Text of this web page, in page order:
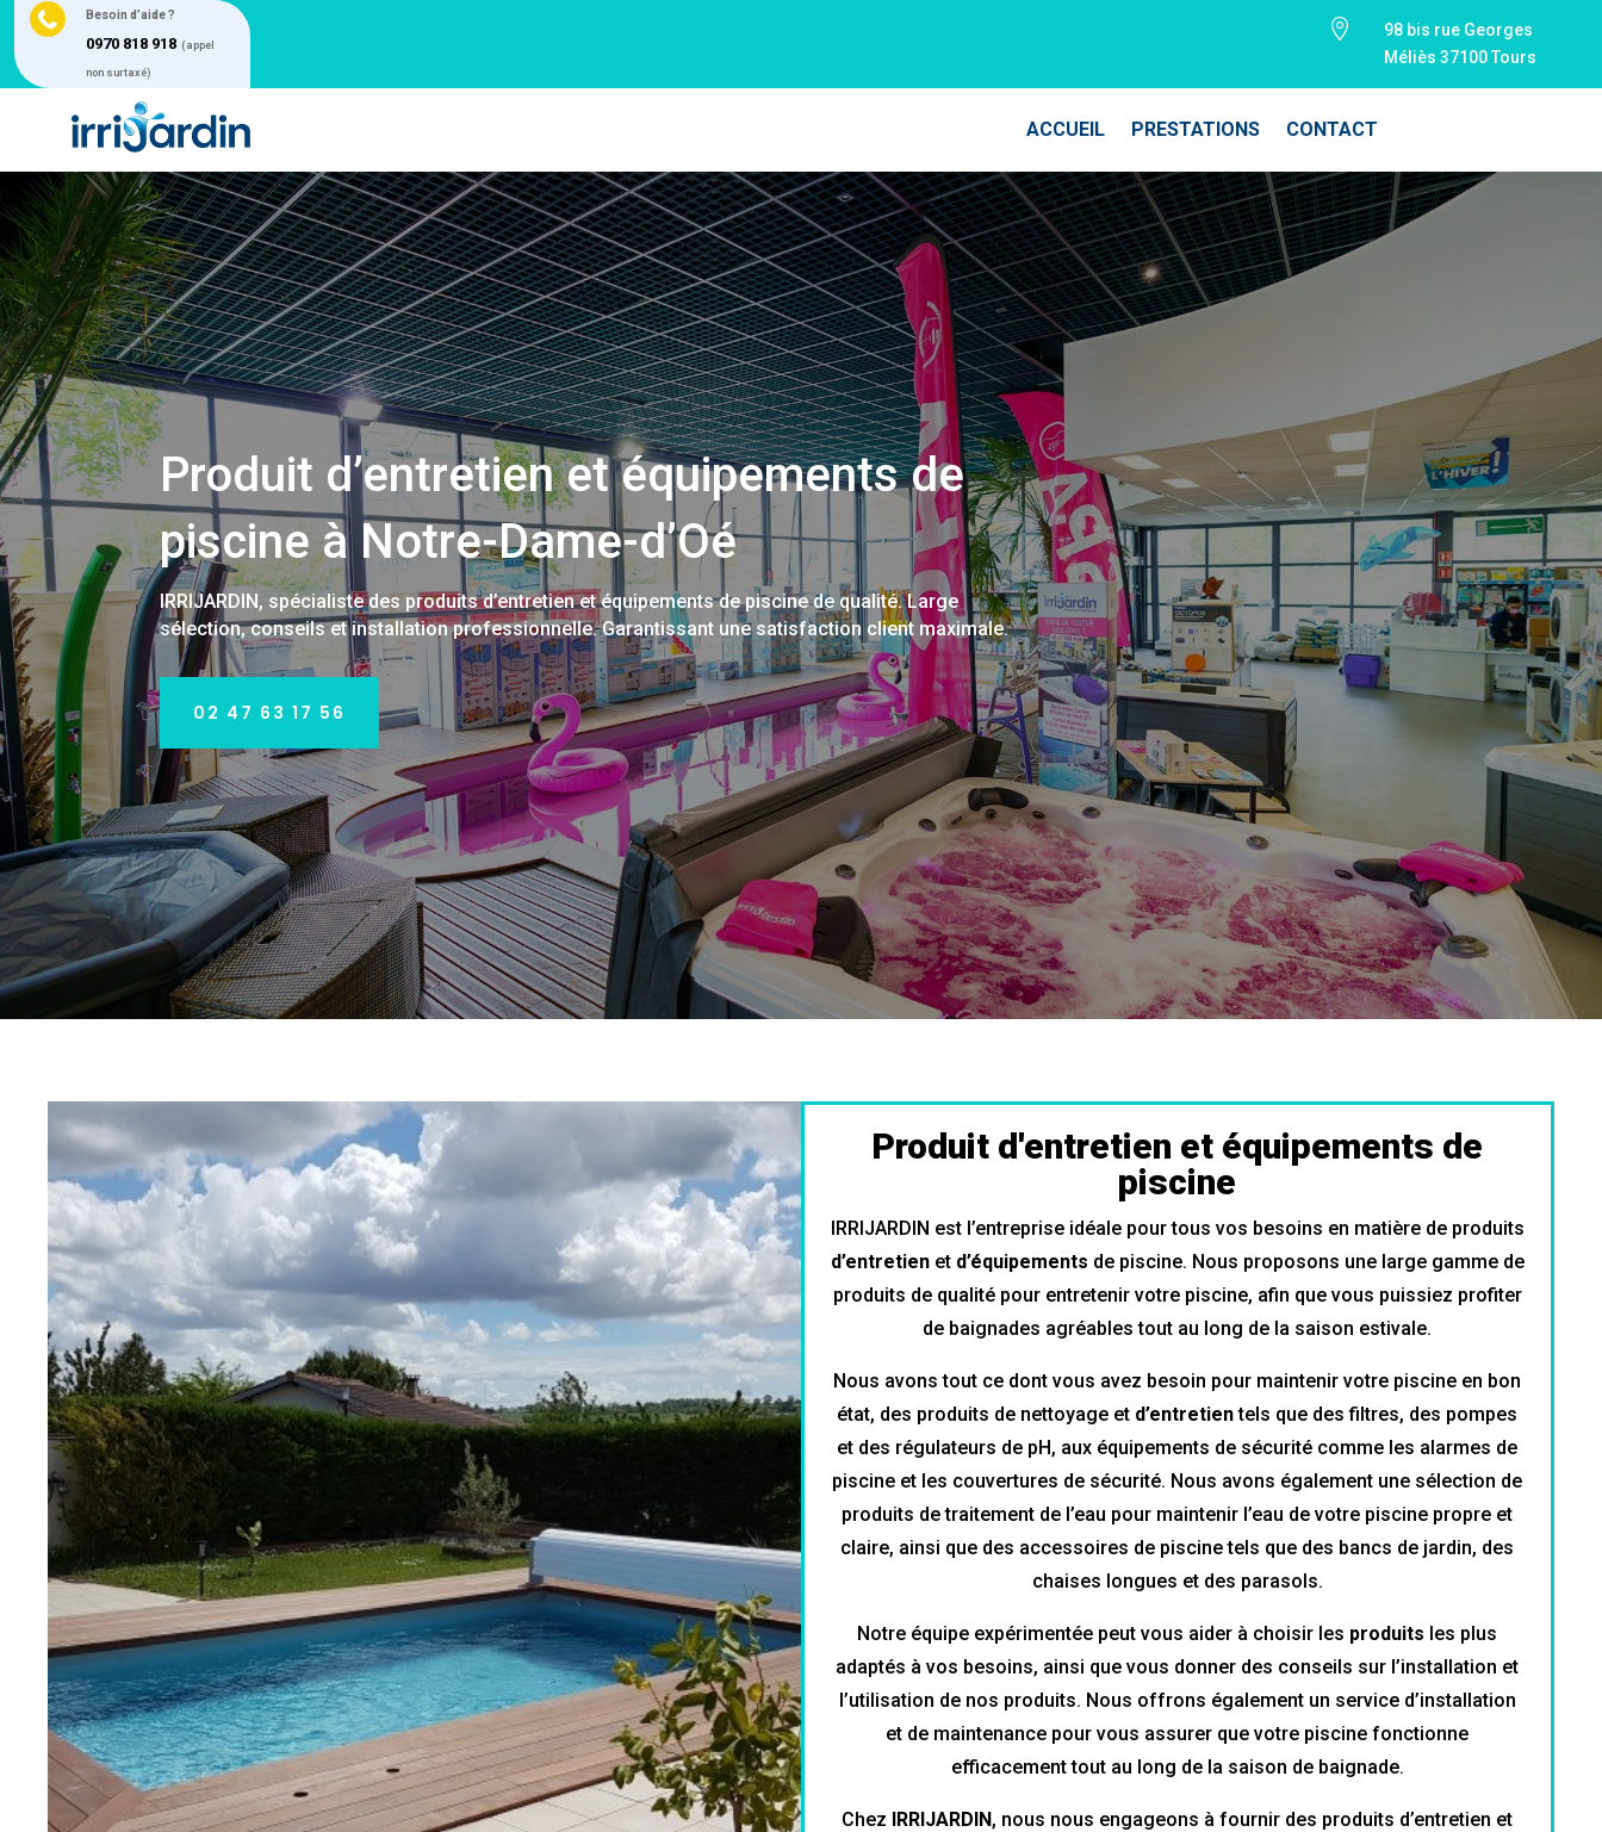
 Besoin d’aide ?
0970 818 918 (appel
non surtaxé)

98 bis rue Georges
Méliès 37100 Tours
ACCUEIL PRESTATIONS CONTACT
Produit d’entretien et équipements de
piscine à Notre-Dame-d’Oé
IRRIJARDIN, spécialiste des produits d’entretien et équipements de piscine de qualité. Large
sélection, conseils et installation professionnelle. Garantissant une satisfaction client maximale.
02 47 63 17 56
Produit d'entretien et équipements de
piscine
IRRIJARDIN est l’entreprise idéale pour tous vos besoins en matière de produits
d’entretienet d’équipements de piscine. Nous proposons une large gamme de
produits de qualité pour entretenir votre piscine, afin que vous puissiez profiter
de baignades agréables tout au long de la saison estivale.
Nous avons tout ce dont vous avez besoin pour maintenir votre piscine en bon
état, des produits de nettoyage et d’entretientels que des filtres, des pompes
et des régulateurs de pH, aux équipements de sécurité comme les alarmes de
piscine et les couvertures de sécurité. Nous avons également une sélection de
produits de traitement de l’eau pour maintenir l’eau de votre piscine propre et
claire, ainsi que des accessoires de piscine tels que des bancs de jardin, des
chaises longues et des parasols.
Notre équipe expérimentée peut vous aider à choisir les produits les plus
adaptés à vos besoins, ainsi que vous donner des conseils sur l’installation et
l’utilisation de nos produits. Nous offrons également un service d’installation
et de maintenance pour vous assurer que votre piscine fonctionne
efficacement tout au long de la saison de baignade.
Chez IRRIJARDIN, nous nous engageons à fournir des produits d’entretien et